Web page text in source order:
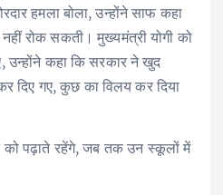
हमला बोला, उन्होंने साफ कहा
रोक सकती। मुख्यमंत्री योगी को
कहा कि सरकार ने खुद
दिए गए, कुछ का विलय कर दिया
को पढ़ाते रहेंगे, जब तक उन स्कूलों में